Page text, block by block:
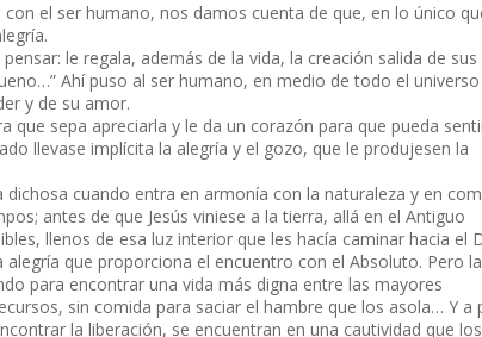
el ser humano, nos damos cuenta de que, en lo único
le regala, además de la vida, la creación salida de sus
Ahí puso al ser humano, en medio de todo el universo
y de su amor.
sepa apreciarla y le da un corazón para que pueda
llevase implícita la alegría y el gozo, que le produjesen la
cuando entra en armonía con la naturaleza y en
antes de que Jesús viniese a la tierra, allá en el Antiguo
llenos de esa luz interior que les hacía caminar hacia el
que proporciona el encuentro con el Absoluto. Pero la
para encontrar una vida más digna entre las mayores
sin comida para saciar el hambre que los asola… Y a
la liberación, se encuentran en una cautividad que los